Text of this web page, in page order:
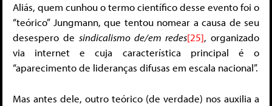
Aliás, quem cunhou o termo científico desse evento foi o
“teórico” Jungmann, que tentou nomear a causa de seu
desespero de sindicalismo de/em redes[25], organizado
via internet e cuja característica principal é o
“aparecimento de lideranças difusas em escala nacional”.
Mas antes dele, outro teórico (de verdade) nos auxilia a